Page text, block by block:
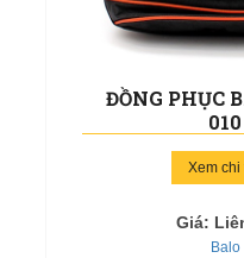
ĐỒNG PHỤC
010
Xem chi
Giá:
Balo